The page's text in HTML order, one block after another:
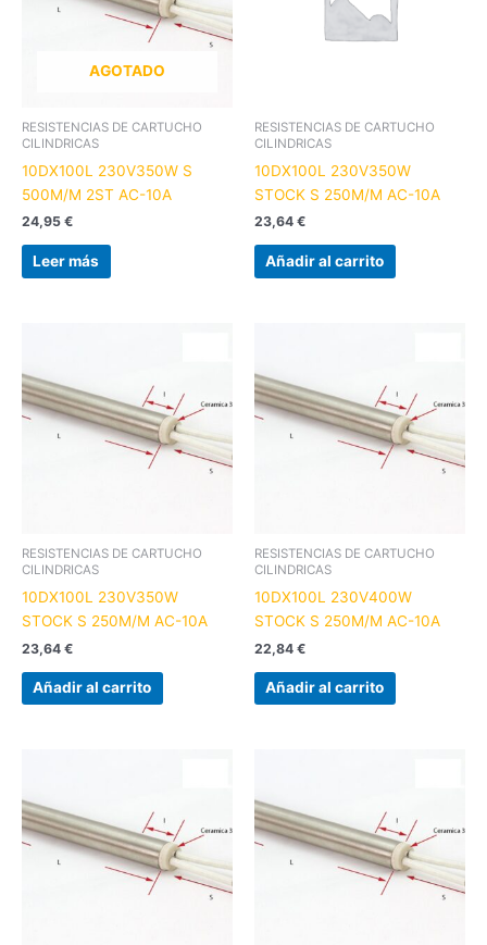
AGOTADO
RESISTENCIAS DE CARTUCHO
CILINDRICAS
10DX100L 230V350W S
500M/M 2ST AC-10A
24,95 €
Leer más
RESISTENCIAS DE CARTUCHO
CILINDRICAS
10DX100L 230V350W
STOCK S 250M/M AC-10A
23,64 €
Añadir al carrito
RESISTENCIAS DE CARTUCHO
CILINDRICAS
10DX100L 230V350W
STOCK S 250M/M AC-10A
23,64 €
Añadir al carrito
RESISTENCIAS DE CARTUCHO
CILINDRICAS
10DX100L 230V400W
STOCK S 250M/M AC-10A
22,84 €
Añadir al carrito